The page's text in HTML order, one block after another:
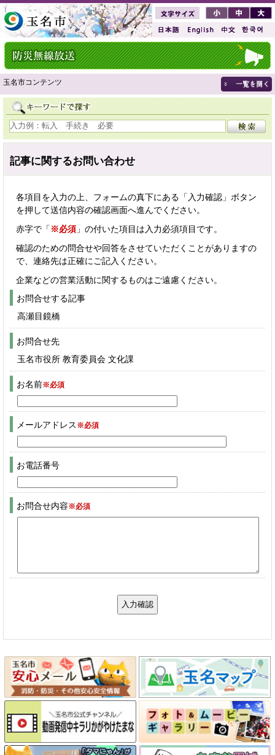
玉名市コンテンツ
記事に関するお問い合わせ
各項目を入力の上、フォームの真下にある「入力確認」ボタン
を押して送信内容の確認画面へ進んでください。
赤字で「 ※必須 」の付いた項目は入力必須項目です。
確認のための問合せや回答をさせていただくことがありますの
で、連絡先は正確にご記入ください。
企業などの営業活動に関するものはご遠慮ください。
お問合せする記事
高瀬目鏡橋
お問合せ先
玉名市役所 教育委員会 文化課
お名前※必須
メールアドレス ※必須
お電話番号
お問合せ内容※必須